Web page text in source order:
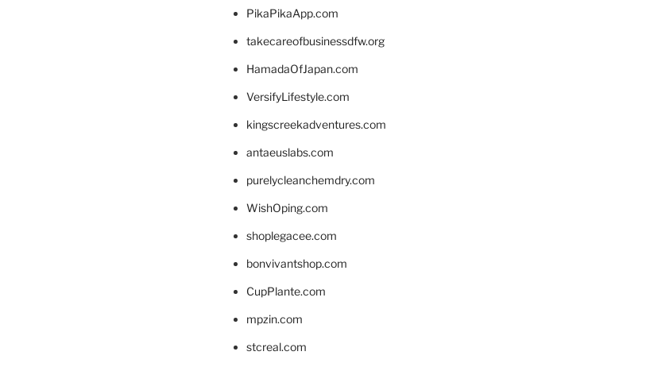
PikaPikaApp.com
takecareofbusinessdfw.org
HamadaOfJapan.com
VersifyLifestyle.com
kingscreekadventures.com
antaeuslabs.com
purelycleanchemdry.com
WishOping.com
shoplegacee.com
bonvivantshop.com
CupPlante.com
mpzin.com
stcreal.com